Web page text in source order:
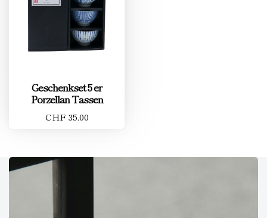
Geschenkset 5 er
Porzellan Tassen
CHF 35.00